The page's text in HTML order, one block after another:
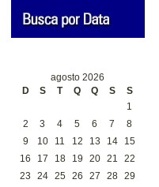
agosto 2026
D
S T Q Q S
S
1
2
3 4 5 6 7
8
9
10 11 12 13 14
15
16
17 18 19 20 21
22
23
24 25 26 27 28 29